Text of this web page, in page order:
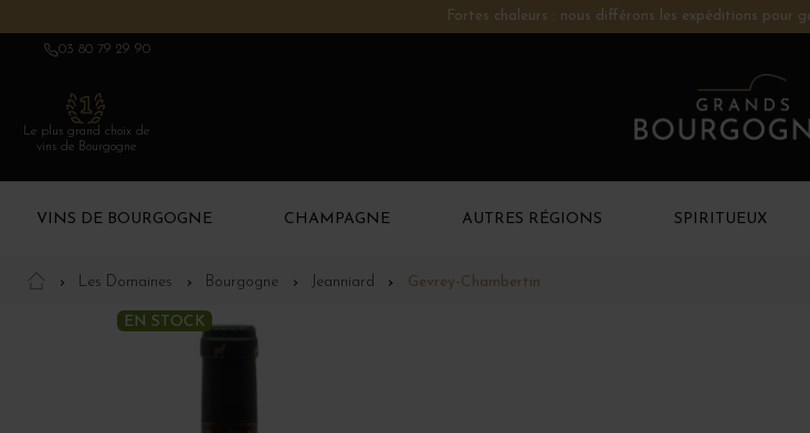
Fortes chaleurs : nous différons les expéditions pour
03 80 79 29 90
Le plus grand choix de
vins de Bourgogne
VINS DE BOURGOGNE CHAMPAGNE AUTRES RÉGIONS SPIRITUEUX
Les Domaines Bourgogne Jeanniard Gevrey-Chambertin
EN STOCK